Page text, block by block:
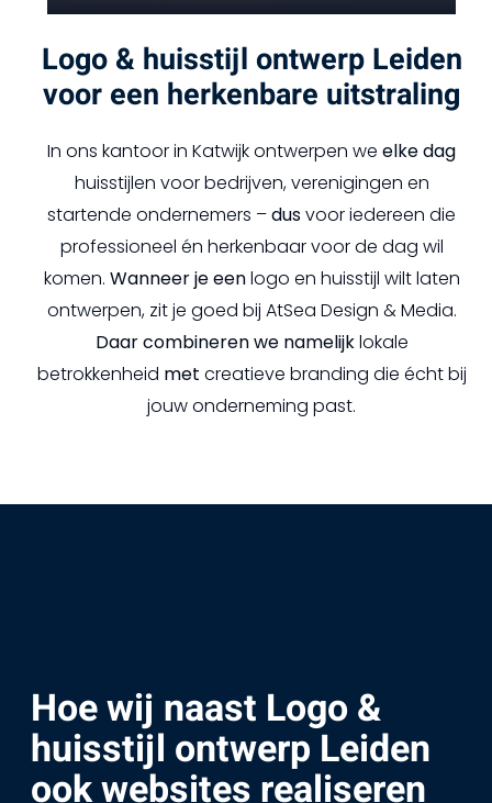
Logo & huisstijl ontwerp Leiden
voor een herkenbare uitstraling
In ons kantoor in Katwijk ontwerpen we elke dag
huisstijlen voor bedrijven, verenigingen en
startende ondernemers –dusvoor iedereen die
professioneel én herkenbaar voor de dag wil
komen. Wanneer je eenlogo en huisstijl wilt laten
ontwerpen, zit je goed bij AtSea Design & Media.
Daar combineren we namelijklokale
betrokkenheid met creatieve branding die écht bij
jouw onderneming past.
Hoe wij naast Logo &
huisstijl ontwerp Leiden
ook websites realiseren